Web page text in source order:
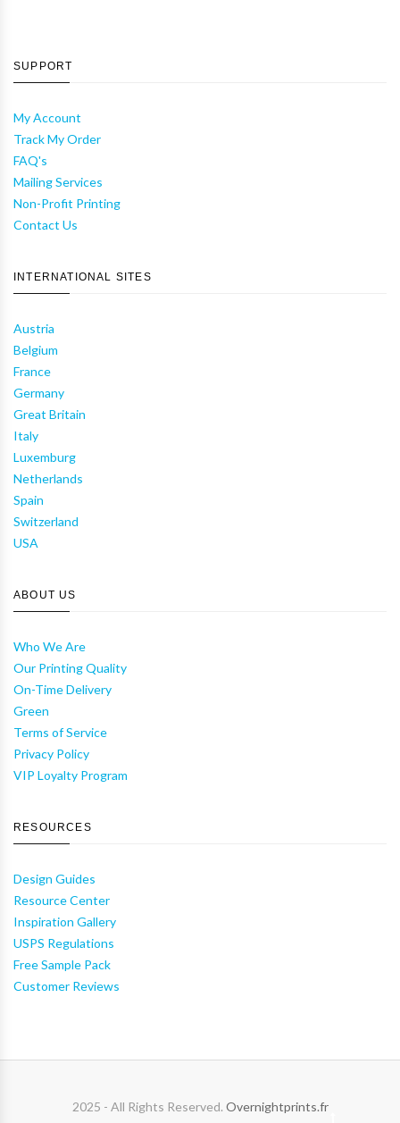
SUPPORT
My Account
Track My Order
FAQ's
Mailing Services
Non-Profit Printing
Contact Us
INTERNATIONAL SITES
Austria
Belgium
France
Germany
Great Britain
Italy
Luxemburg
Netherlands
Spain
Switzerland
USA
ABOUT US
Who We Are
Our Printing Quality
On-Time Delivery
Green
Terms of Service
Privacy Policy
VIP Loyalty Program
RESOURCES
Design Guides
Resource Center
Inspiration Gallery
USPS Regulations
Free Sample Pack
Customer Reviews
2025 - All Rights Reserved. Overnightprints.fr